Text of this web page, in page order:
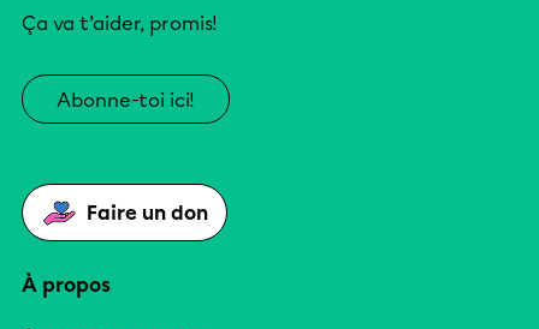
Ça va t’aider, promis!
Abonne-toi ici!
Faire un don
À propos